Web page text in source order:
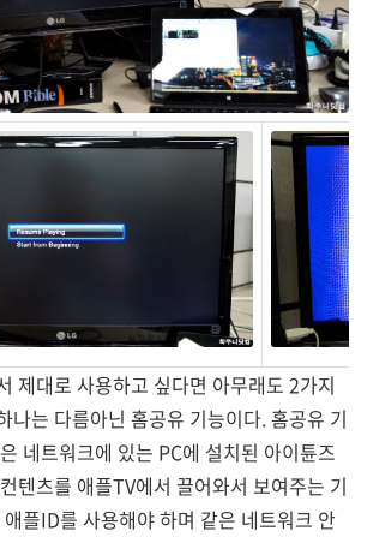
제대로 사용하고 싶다면 아무래도 2가지
나는 다름아닌 홈공유 기능이다. 홈공유 기
네트워크에 있는 PC에 설치된 아이튠즈
텐츠를 애플TV에서 끌어와서 보여주는 기
플ID를 사용해야 하며 같은 네트워크 안